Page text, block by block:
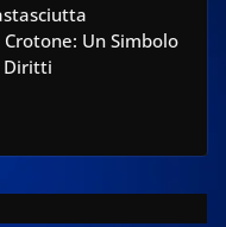
Un Simbolo
Diritti